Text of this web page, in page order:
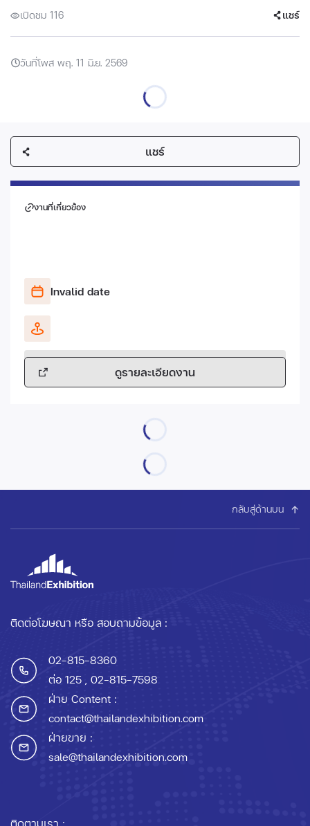
เปิดชม 116 แชร์
วันที่โพส พฤ. 11 มิ.ย. 2569
แชร์
งานที่เกี่ยวข้อง
Invalid date
ดูรายละเอียดงาน
กลับสู่ด้านบน
ติดต่อโฆษณา หรือ สอบถามข้อมูล :
02-815-8360
ต่อ 125 , 02-815-7598
ฝ่าย Content :
contact@thailandexhibition.com
ฝ่ายขาย :
sale@thailandexhibition.com
ติดตามเรา :